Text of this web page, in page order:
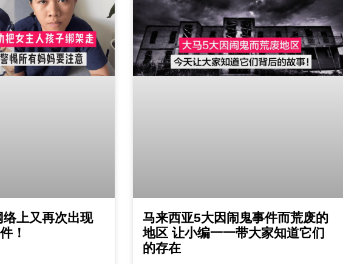
上又再次出现
！
马来西亚5大因闹鬼事件而荒废的
地区 让小编一一带大家知道它们
的存在